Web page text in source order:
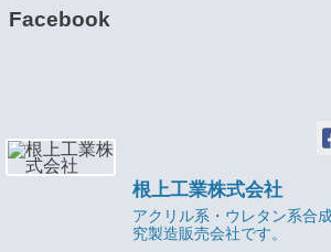
Facebook
根上工業株式会社
アクリル系・ウレタン系合
究製造販売会社です。